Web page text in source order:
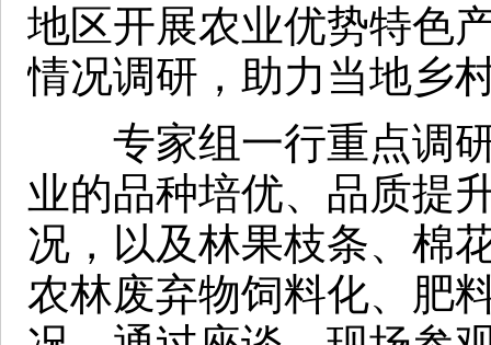
地区开展农业优势特色
情况调研，助力当地乡
专家组一行重点调研
业的品种培优、品质提
况，以及林果枝条、棉
农林废弃物饲料化、肥